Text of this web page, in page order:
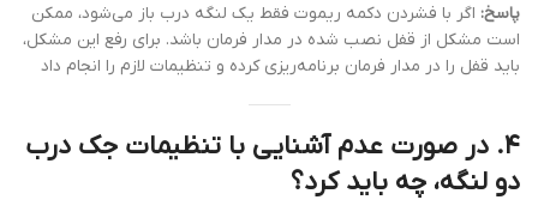
پاسخ: اگر با فشردن دکمه ریموت فقط یک لنگه درب باز می‌شود، ممکن
است مشکل از قفل نصب شده در مدار فرمان باشد. برای رفع این مشکل،
باید قفل را در مدار فرمان برنامه‌ریزی کرده و تنظیمات لازم را انجام داد
۴. در صورت عدم آشنایی با تنظیمات جک درب
دو لنگه، چه باید کرد؟